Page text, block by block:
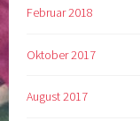
Februar 2018
Oktober 2017
August 2017